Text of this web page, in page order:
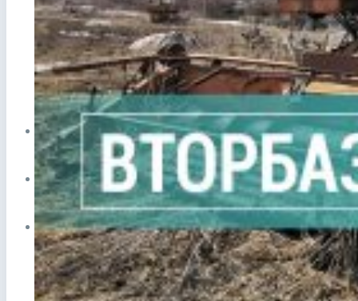
Сдать аккумулятор ноутбука
Сдать аккумулятор телефона
ЦЕНЫ
СПРАВОЧНИК
ПУНКТЫ ПРИЕМА